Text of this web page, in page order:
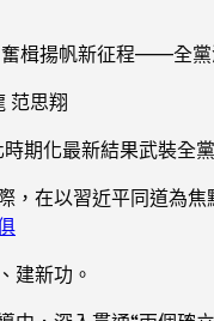
楫揚帆新征程——全
范思翔
期化最新結果武裝全
，在以習近平同道為
建新功。